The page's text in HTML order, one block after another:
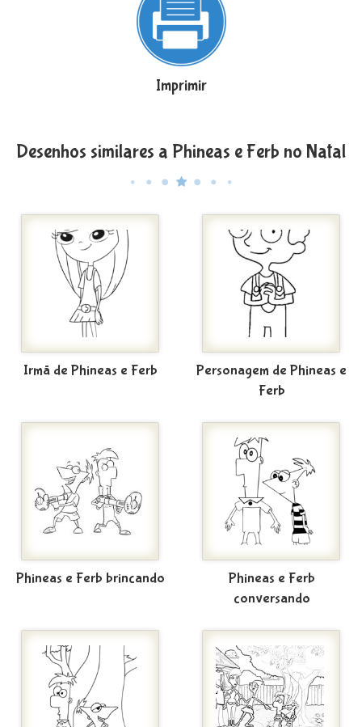
Imprimir
Desenhos similares a Phineas e Ferb no Natal
Irmã de Phineas e Ferb
Personagem de Phineas e
Ferb
Phineas e Ferb brincando
Phineas e Ferb
conversando